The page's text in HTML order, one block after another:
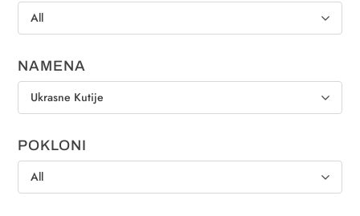
All
NAMENA
Ukrasne Kutije
POKLONI
All